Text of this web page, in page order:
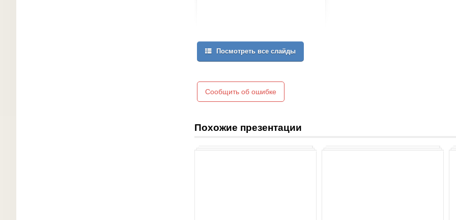
Посмотреть все слайды
Сообщить об ошибке
Похожие презентации